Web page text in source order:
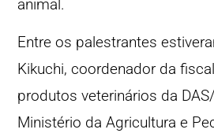
animal.
Entre os palestrantes
Kikuchi, coordenador da
produtos veterinários da
Ministério da Agricultura e